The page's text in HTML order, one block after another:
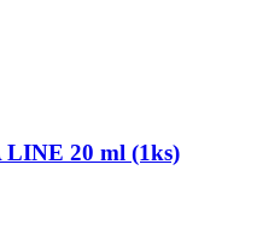
LINE 20 ml (1ks)